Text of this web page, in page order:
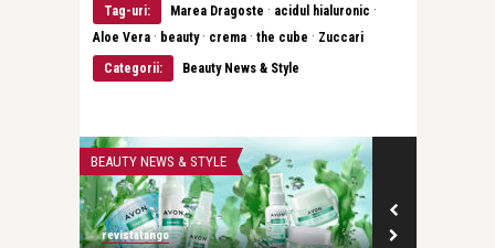
Tag-uri: Marea Dragoste · acidul hialuronic ·
Aloe Vera · beauty· crema · the cube · Zuccari
Categorii:
Beauty News & Style
BEAUTY NEWS & STYLE
revistatango